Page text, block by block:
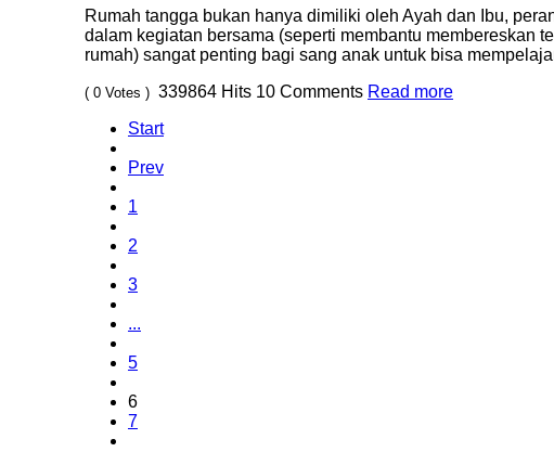
Rumah tangga bukan hanya dimiliki oleh Ayah dan Ibu,
dalam kegiatan bersama (seperti membantu membereskan
rumah) sangat penting bagi sang anak untuk bisa
( 0 Votes ) 339864 Hits 10 Comments Read more
Start
Prev
1
2
3
...
5
6
7